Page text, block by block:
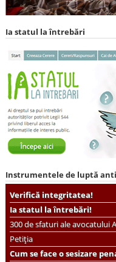
Ia statul la întrebări
Instrumentele de luptă
Verifică integritatea!
Ia statul la întrebări!
300 de sfaturi ale avocatului
Petiția
Cum se face o sesizare